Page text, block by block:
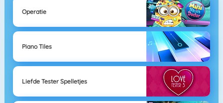
Operatie
Piano Tiles
Liefde Tester Spelletjes